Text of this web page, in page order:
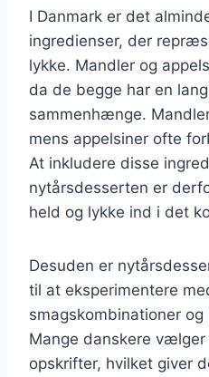
I Danmark er det
ingredienser, der
lykke. Mandler og
da de begge har en
sammenhænge.
mens appelsiner ofte
At inkludere disse
nytårsdesserten er
held og lykke ind i det
Desuden er
til at eksperimentere
smagskombinationer
Mange danskere
opskrifter, hvilket giver